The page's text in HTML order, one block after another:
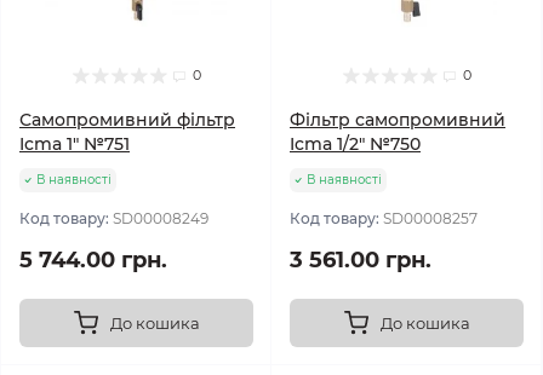
0
Самопромивний фільтр
Icma 1" №751
В наявності
Код товару: SD00008249
5 744.00 грн.
До кошика
0
Фільтр самопромивний
Icma 1/2" №750
В наявності
Код товару: SD00008257
3 561.00 грн.
До кошика